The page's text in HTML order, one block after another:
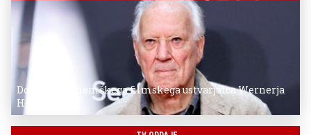
Donostia za nemškega filmskega ustvarjalca Wernerja
Herzoga